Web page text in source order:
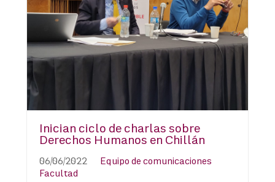
Inician ciclo de charlas sobre
Derechos Humanos en Chillán
06/06/2022
Equipo de comunicaciones
Facultad